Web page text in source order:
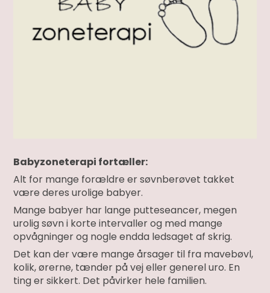
Babyzoneterapi fortæller:
Alt for mange forældre er søvnberøvet takket
være deres urolige babyer.
Mange babyer har lange putteseancer, megen
urolig søvn i korte intervaller og med mange
opvågninger og nogle endda ledsaget af skrig.
Det kan der være mange årsager til fra mavebøvl,
kolik, ørerne, tænder på vej eller generel uro. En
ting er sikkert. Det påvirker hele familien.